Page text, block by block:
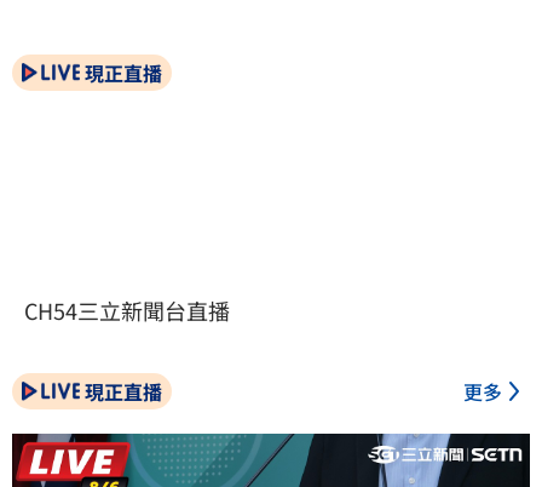
現正直播
CH54三立新聞台直播
現正直播 更多